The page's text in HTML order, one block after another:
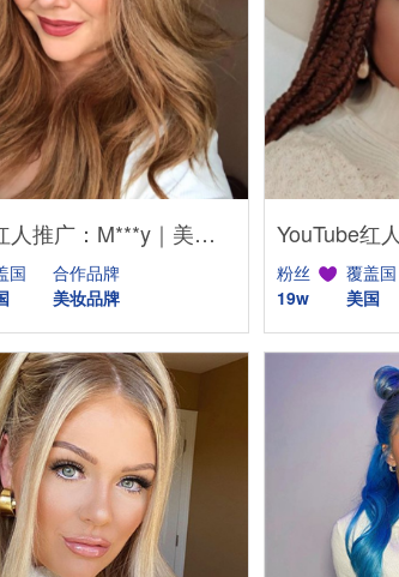
YouTube红人推广：M***y｜美国 美妆
国
合作品牌
美妆品牌
粉丝
19w
覆盖国
美国